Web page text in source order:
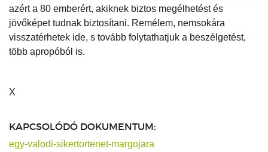
azért a 80 emberért, akiknek biztos megélhetést és
jövőképet tudnak biztosítani. Remélem, nemsokára
visszatérhetek ide, s tovább folytathatjuk a beszélgetést,
több apropóból is.
X
KAPCSOLÓDÓ DOKUMENTUM:
egy-valodi-sikertortenet-margojara